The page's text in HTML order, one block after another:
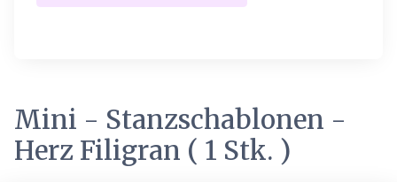
Mini - Stanzschablonen -
Herz Filigran ( 1 Stk. )